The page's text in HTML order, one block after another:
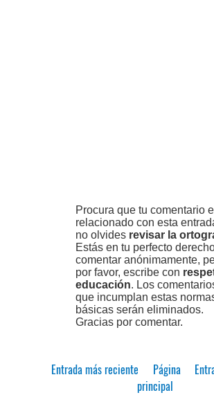
Procura que tu comentario
relacionado con esta
no olvides revisar la
Estás en tu perfecto
comentar anónimamente,
por favor, escribe con
educación. Los
que incumplan estas
básicas serán eliminados.
Gracias por comentar.
Entrada más reciente
Página
principal